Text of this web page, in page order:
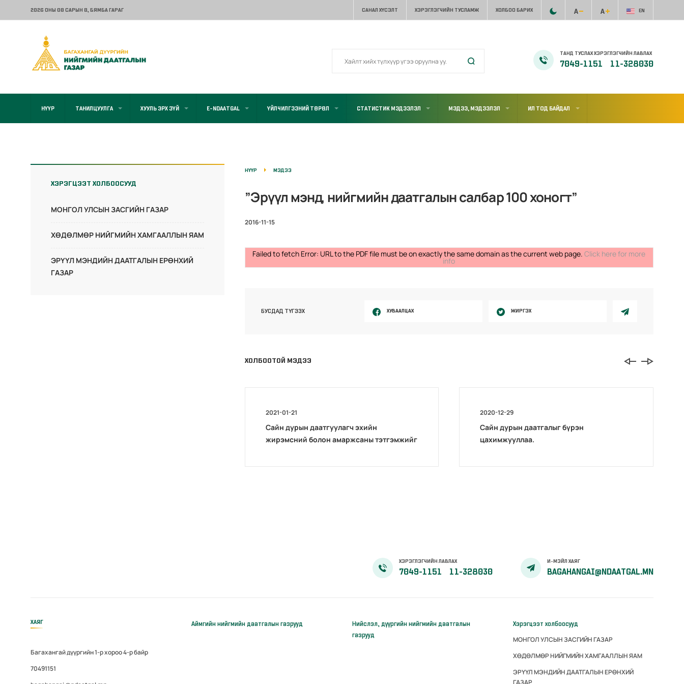
2026 ОНЫ 08 САРЫН 8, БЯМБА ГАРАГ САНАЛ ХҮСЭЛТ ХЭРЭГЛЭГЧИЙН ТУСЛАМЖ ХОЛБОО БАРИХ EN
ТАНД ТУСЛАХ ХЭРЭГЛЭГЧИЙН ЛАВЛАХ
7049-1151 11-328030
НҮҮР ТАНИЛЦУУЛГА ХУУЛЬ ЭРХ ЗҮЙ E-NDAATGAL ҮЙЛЧИЛГЭЭНИЙ ТӨРӨЛ СТАТИСТИК МЭДЭЭЛЭЛ МЭДЭЭ, МЭДЭЭЛЭЛ ИЛ ТОД БАЙДАЛ
ХЭРЭГЦЭЭТ ХОЛБООСУУД
МОНГОЛ УЛСЫН ЗАСГИЙН ГАЗАР
ХӨДӨЛМӨР НИЙГМИЙН ХАМГААЛЛЫН ЯАМ
ЭРҮҮЛ МЭНДИЙН ДААТГАЛЫН ЕРӨНХИЙ
ГАЗАР
НҮҮР МЭДЭЭ
”Эрүүл мэнд, нийгмийн даатгалын салбар 100 хоногт”
2016-11-15
Failed to fetch Error: URL to the PDF file must be on exactly the same domain as the current web page.Click here for more
info
БУСДАД ТҮГЭЭХ ХУВААЛЦАХ ЖИРГЭХ
ХОЛБООТОЙ МЭДЭЭ
2021-01-21
Сайн дурын даатгуулагч эхийн
жирэмсний болон амаржсаны тэтгэмжийг
2020-12-29
Сайн дурын даатгалыг бүрэн
цахимжууллаа.
ХЭРЭГЛЭГЧИЙН ЛАВЛАХ
7049-1151 11-328030
И-МЭЙЛ ХАЯГ
BAGAHANGAI@NDAATGAL.MN
ХАЯГ
Багахангай дүүргийн 1-р хороо 4-р байр
70491151
Аймгийн нийгмийн даатгалын газрууд
Нийслэл, дүүргийн нийгмийн даатгалын
газрууд
Хэрэгцээт холбоосууд
МОНГОЛ УЛСЫН ЗАСГИЙН ГАЗАР
ХӨДӨЛМӨР НИЙГМИЙН ХАМГААЛЛЫН ЯАМ
ЭРҮҮЛ МЭНДИЙН ДААТГАЛЫН ЕРӨНХИЙ
ГАЗАР